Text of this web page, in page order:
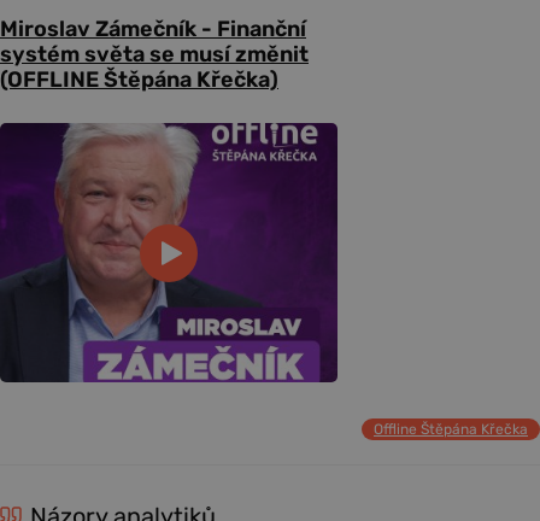
Miroslav Zámečník - Finanční
systém světa se musí změnit
(OFFLINE Štěpána Křečka)
Offline Štěpána Křečka